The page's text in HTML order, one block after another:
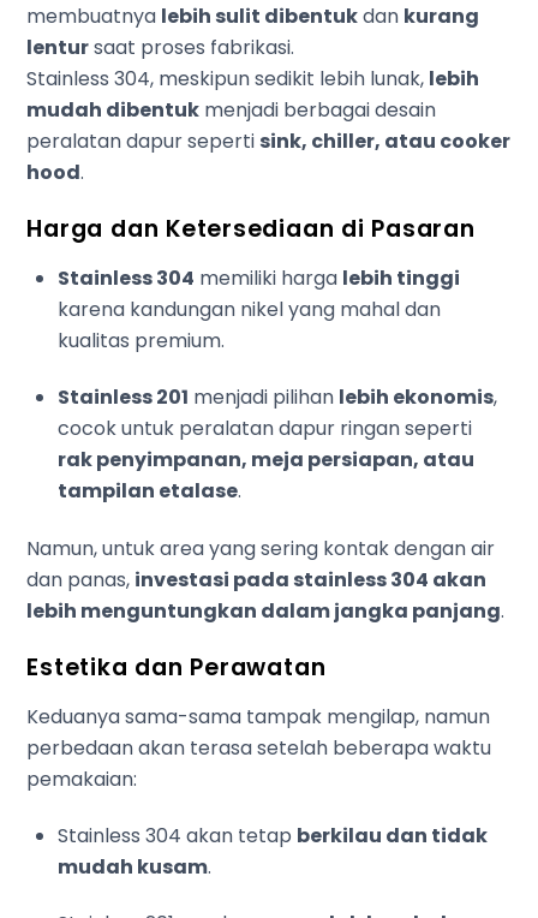
membuatnya lebih sulit dibentukdan kurang
lentursaat proses fabrikasi.
Stainless 304, meskipun sedikit lebih lunak, lebih
mudah dibentuk menjadi berbagai desain
peralatan dapur seperti sink, chiller, atau cooker
hood.
Harga dan Ketersediaan di Pasaran
Stainless 304 memiliki harga lebih tinggi
karena kandungan nikel yang mahal dan
kualitas premium.
Stainless 201 menjadi pilihan lebih ekonomis,
cocok untuk peralatan dapur ringan seperti
rak penyimpanan, meja persiapan, atau
tampilan etalase.
Namun, untuk area yang sering kontak dengan air
dan panas, investasi pada stainless 304 akan
lebih menguntungkan dalam jangka panjang.
Estetika dan Perawatan
Keduanya sama-sama tampak mengilap, namun
perbedaan akan terasa setelah beberapa waktu
pemakaian:
Stainless 304 akan tetap berkilau dan tidak
mudah kusam.